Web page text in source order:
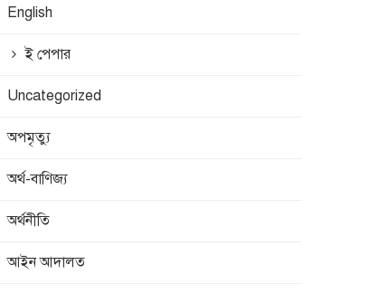
English
ই পেপার
Uncategorized
অপমৃত্যু
অর্থ-বাণিজ্য
অর্থনীতি
আইন আদালত